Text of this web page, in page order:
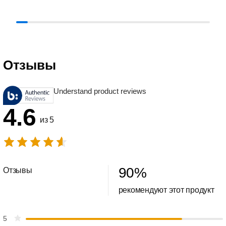
Отзывы
Understand product reviews
4.6 из 5
Отзывы 90%
рекомендуют этот продукт
5